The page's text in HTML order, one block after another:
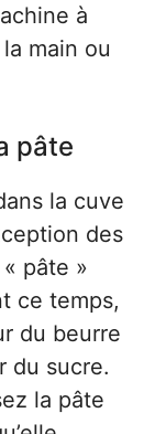
à
main ou
pâte
la cuve
des
pâte »
ce temps,
du beurre
du sucre.
la pâte